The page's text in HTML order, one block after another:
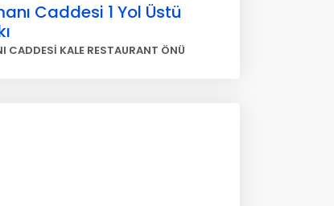
Caddesi 1 Yol Üstü
CADDESİ KALE RESTAURANT ÖNÜ